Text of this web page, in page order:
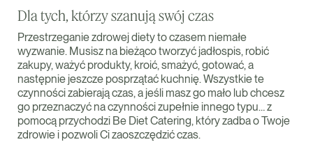
Dla tych, którzy szanują swój czas
Przestrzeganie zdrowej diety to czasem niemałe
wyzwanie. Musisz na bieżąco tworzyć jadłospis, robić
zakupy, ważyć produkty, kroić, smażyć, gotować, a
następnie jeszcze posprzątać kuchnię. Wszystkie te
czynności zabierają czas, a jeśli masz go mało lub chcesz
go przeznaczyć na czynności zupełnie innego typu… z
pomocą przychodzi Be Diet Catering, który zadba o Twoje
zdrowie i pozwoli Ci zaoszczędzić czas.